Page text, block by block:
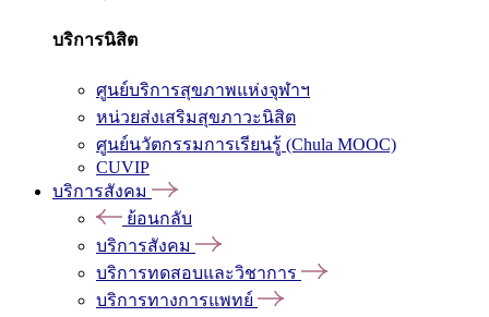
บริการนิสิต
ศูนย์บริการสุขภาพแห่งจุฬาฯ
หน่วยส่งเสริมสุขภาวะนิสิต
ศูนย์นวัตกรรมการเรียนรู้ (Chula MOOC)
CUVIP
บริการสังคม
ย้อนกลับ
บริการสังคม
บริการทดสอบและวิชาการ
บริการทางการแพทย์